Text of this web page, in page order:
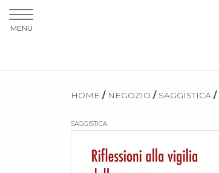
HOME / NEGOZIO / SAGGISTICA /
SAGGISTICA
MENU